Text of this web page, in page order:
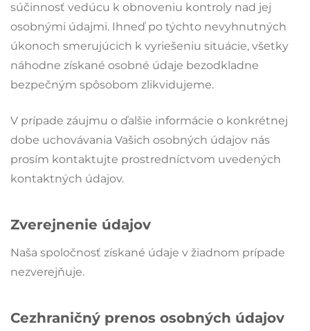
súčinnosť vedúcu k obnoveniu kontroly nad jej
osobnými údajmi. Ihneď po týchto nevyhnutných
úkonoch smerujúcich k vyriešeniu situácie, všetky
náhodne získané osobné údaje bezodkladne
bezpečným spôsobom zlikvidujeme.
V prípade záujmu o ďalšie informácie o konkrétnej
dobe uchovávania Vašich osobných údajov nás
prosím kontaktujte prostredníctvom uvedených
kontaktných údajov.
Zverejnenie údajov
Naša spoločnosť získané údaje v žiadnom prípade
nezverejňuje.
Cezhraničný prenos osobných údajov